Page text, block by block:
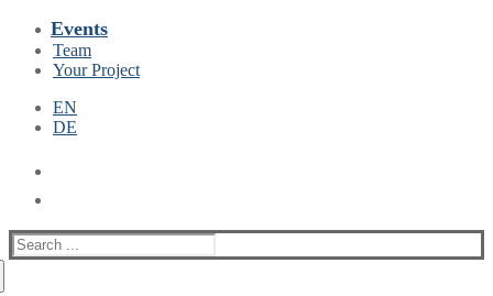
Events
Team
Your Project
EN
DE
Suche
nach: